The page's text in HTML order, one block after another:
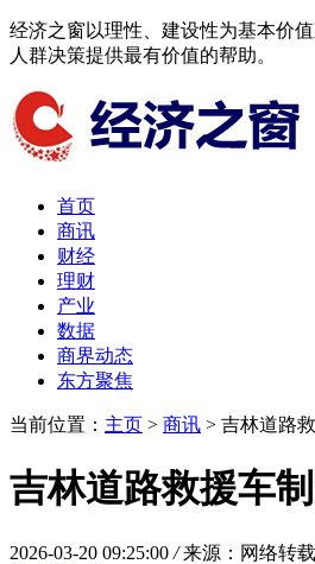
经济之窗以理性、建设性为基本价
人群决策提供最有价值的帮助。
首页
商讯
财经
理财
产业
数据
商界动态
东方聚焦​
当前位置： 主页 > 商讯 > 吉林道路
吉林道路救援车
2026-03-20 09:25:00 / 来源：网络转载